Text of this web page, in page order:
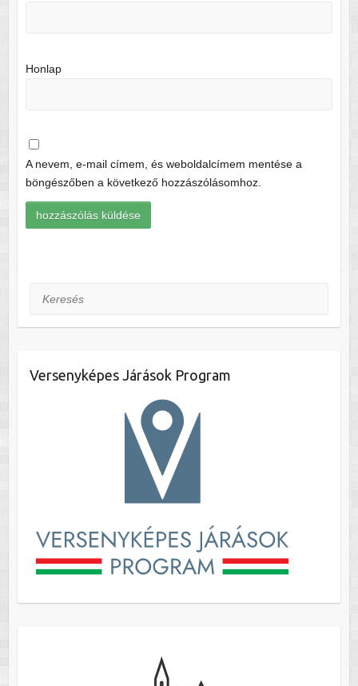
Honlap
A nevem, e-mail címem, és weboldalcímem mentése a
böngészőben a következő hozzászólásomhoz.
Keresés
Versenyképes Járások Program